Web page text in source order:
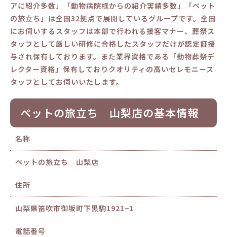
アに紹介多数」「動物病院様からの紹介実績多数」「ペット
の旅立ち」は全国32拠点で展開しているグループです。全国
にお伺いするスタッフは本部で行われる接客マナー、葬祭ス
タッフとして厳しい研修に合格したスタッフだけが認定証授
与され保有しております。また業界資格である「動物葬祭デ
レクター資格」保有しておりクオリティの高いセレモニース
タッフとしてお伺いいたします。
ペットの旅立ち 山梨店の基本情報
名称
ペットの旅立ち 山梨店
住所
山梨県笛吹市御坂町下黒駒1921−1
電話番号